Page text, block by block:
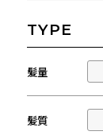
TYPE
髪量
髪質